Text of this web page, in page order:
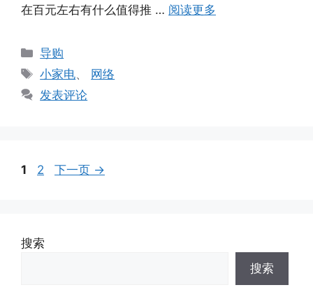
在百元左右有什么值得推 … 阅读更多
分
类
导购
标
签
小家电、 网络
发表评论
页
1
页
2 下一页 →
搜索
搜索